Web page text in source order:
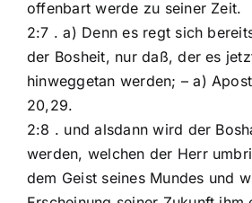
offenbart werde zu seiner Zeit.
2:7 . a) Denn es regt sich
der Bosheit, nur daß, der es
hinweggetan werden; – a)
20,29.
2:8 . und alsdann wird der
werden, welchen der Herr
dem Geist seines Mundes und